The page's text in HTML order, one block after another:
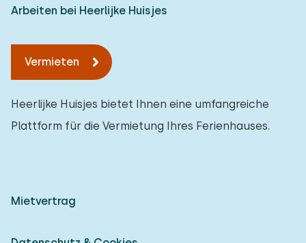
Arbeiten bei Heerlijke Huisjes
Vermieten
Heerlijke Huisjes bietet Ihnen eine umfangreiche
Plattform für die Vermietung Ihres Ferienhauses.
Mietvertrag